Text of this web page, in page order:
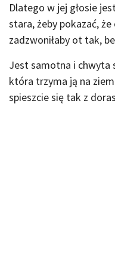
Dlatego w jej głosie
stara, żeby pokazać,
zadzwoniłaby ot tak,
Jest samotna i chwyta
która trzyma ją na
spieszcie się tak z